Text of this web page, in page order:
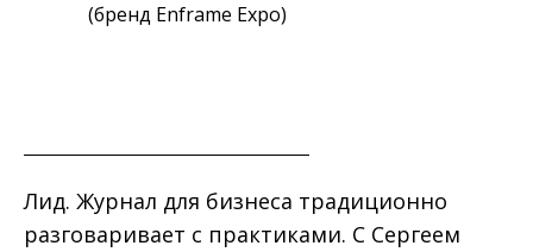
(бренд Enframe Expo)
Лид. Журнал для бизнеса традиционно
разговаривает с практиками. С Сергеем